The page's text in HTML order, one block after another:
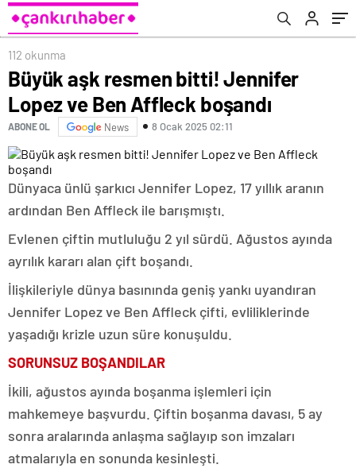
112 okunma
Büyük aşk resmen bitti! Jennifer
Lopez ve Ben Affleck boşandı
ABONE OL News 8 Ocak 2025 02:11
Dünyaca ünlü şarkıcı Jennifer Lopez, 17 yıllık aranın
ardından Ben Affleck ile barışmıştı.
Evlenen çiftin mutluluğu 2 yıl sürdü. Ağustos ayında
ayrılık kararı alan çift boşandı.
İlişkileriyle dünya basınında geniş yankı uyandıran
Jennifer Lopez ve Ben Affleck çifti, evliliklerinde
yaşadığı krizle uzun süre konuşuldu.
SORUNSUZ BOŞANDILAR
İkili, ağustos ayında boşanma işlemleri için
mahkemeye başvurdu. Çiftin boşanma davası, 5 ay
sonra aralarında anlaşma sağlayıp son imzaları
atmalarıyla en sonunda kesinleşti.